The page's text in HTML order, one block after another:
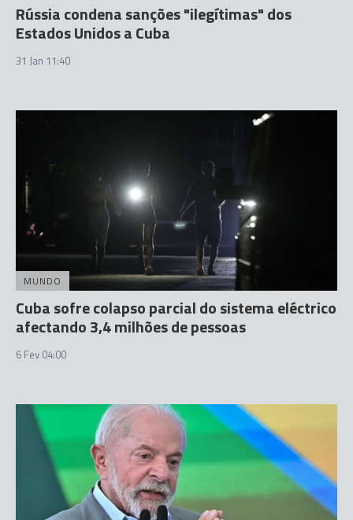
Rússia condena sanções "ilegítimas" dos
Estados Unidos a Cuba
31 Jan 11:40
MUNDO
Cuba sofre colapso parcial do sistema eléctrico
afectando 3,4 milhões de pessoas
6 Fev 04:00